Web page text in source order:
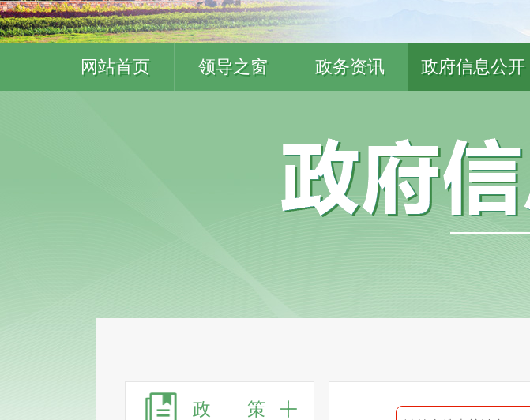
网站首页 领导之窗 政务资讯 政府信息公开
政 策